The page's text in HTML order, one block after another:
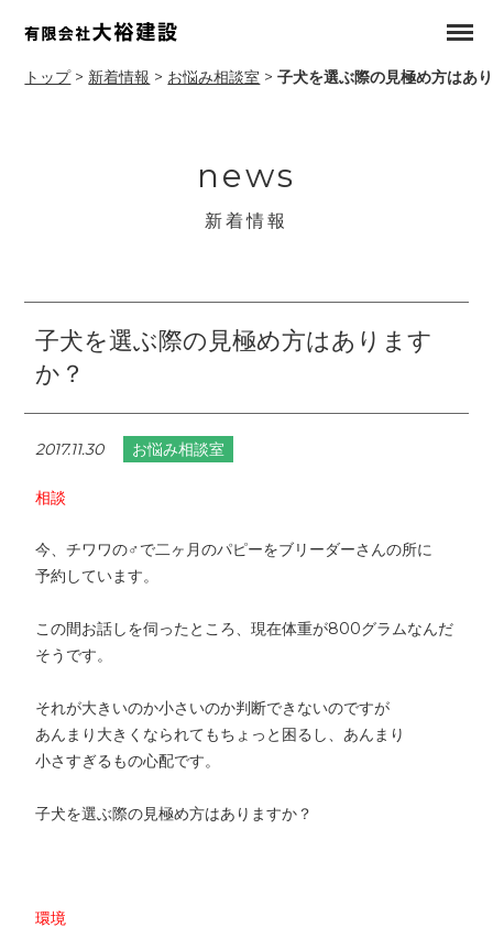
トップ> 新着情報 > お悩み相談室 >子犬を選ぶ際の見極め方はあ
news
新着情報
子犬を選ぶ際の見極め方はあります
か？
2017.11.30 お悩み相談室
相談
今、チワワの♂で二ヶ月のパピーをブリーダーさんの所に
予約しています。
この間お話しを伺ったところ、現在体重が800グラムなんだ
そうです。
それが大きいのか小さいのか判断できないのですが
あんまり大きくなられてもちょっと困るし、あんまり
小さすぎるもの心配です。
子犬を選ぶ際の見極め方はありますか？
環境